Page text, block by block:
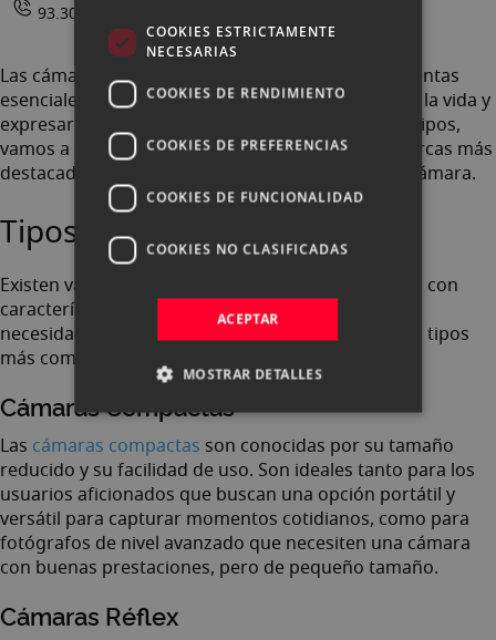
93.302.73.63 |
Las cámaras de fotos son aún hoy en día herramientas
esenciales para capturar momentos especiales de la vida y
expresar nuestra creatividad. Las hay de muchos tipos,
vamos a analizarlos uno por uno, así como las marcas más
destacadas y consejos a la hora de comprar una cámara.
Tipos de cámaras de fotos
Existen varios tipos de cámaras de fotos, cada una con
características únicas que se adaptan a diferentes
necesidades y estilos de fotografía. Algunos de los tipos
más comunes son:
Cámaras Compactas
Las cámaras compactas son conocidas por su tamaño
reducido y su facilidad de uso. Son ideales tanto para los
usuarios aficionados que buscan una opción portátil y
versátil para capturar momentos cotidianos, como para
fotógrafos de nivel avanzado que necesiten una cámara
con buenas prestaciones, pero de pequeño tamaño.
Cámaras Réflex
COOKIES ESTRICTAMENTE
NECESARIAS
COOKIES DE RENDIMIENTO
COOKIES DE PREFERENCIAS
COOKIES DE FUNCIONALIDAD
COOKIES NO CLASIFICADAS
ACEPTAR
MOSTRAR DETALLES